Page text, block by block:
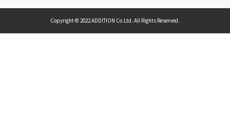
Copyright © 2022 ADDITION Co.Ltd. All Rights Reserved.